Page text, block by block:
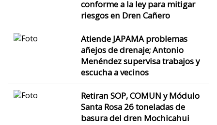
conforme a la ley para mitigar
riesgos en Dren Cañero
Atiende JAPAMA problemas
añejos de drenaje; Antonio
Menéndez supervisa trabajos y
escucha a vecinos
Retiran SOP, COMUN y Módulo
Santa Rosa 26 toneladas de
basura del dren Mochicahui